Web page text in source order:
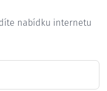
nabídku internetu